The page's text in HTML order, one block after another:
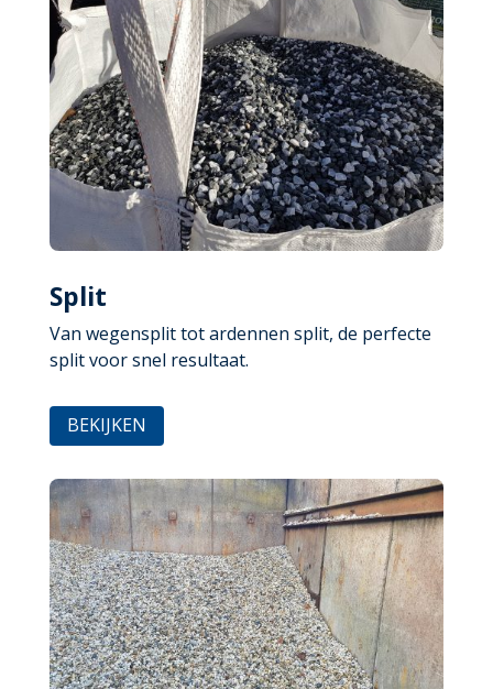
Split
Van wegensplit tot ardennen split, de perfecte
split voor snel resultaat.
BEKIJKEN